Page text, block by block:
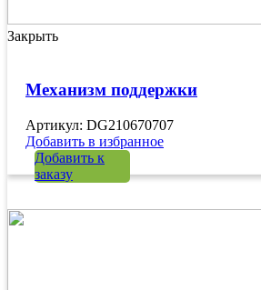
Закрыть
Механизм поддержки
Артикул: DG210670707
Добавить в избранное
Добавить к
заказу